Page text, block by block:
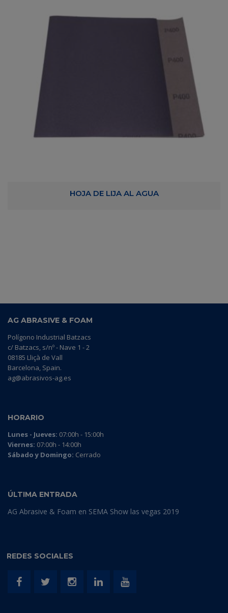
HOJA DE LIJA AL AGUA
AG ABRASIVE & FOAM
Polígono Industrial Batzacs
c/ Batzacs, s/nº - Nave 1 - 2
08185 Lliçà de Vall
Barcelona, Spain.
ag@abrasivos-ag.es
HORARIO
Lunes - Jueves: 07:00h - 15:00h
Viernes: 07:00h - 14:00h
Sábado y Domingo: Cerrado
ÚLTIMA ENTRADA
AG Abrasive & Foam en SEMA Show las vegas 2019
REDES SOCIALES